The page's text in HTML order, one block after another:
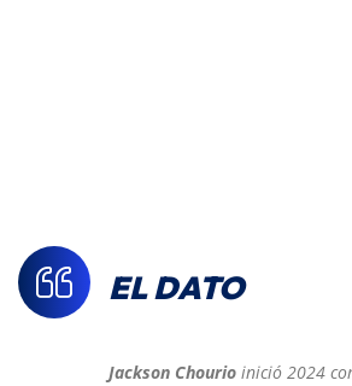
EL DATO
Jackson Chourio inició 2024